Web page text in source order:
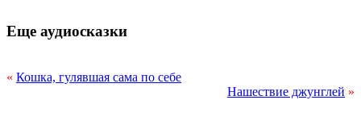
Еще аудиосказки
« Кошка, гулявшая сама по себе
Нашествие джунглей »